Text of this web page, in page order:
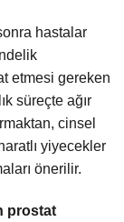
hastalar
etmesi gereken
süreçte ağır
cinsel
yiyecekler
önerilir.
prostat